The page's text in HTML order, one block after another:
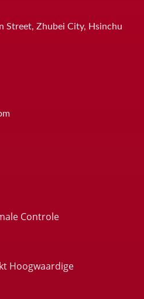
Street, Zhubei City, Hsinchu
Controle
Hoogwaardige